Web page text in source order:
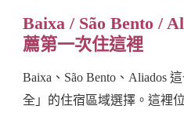
Baixa / São Bento /
薦第一次住這裡
Baixa、São Bento、Aliados
全」的住宿區域選擇。這裡